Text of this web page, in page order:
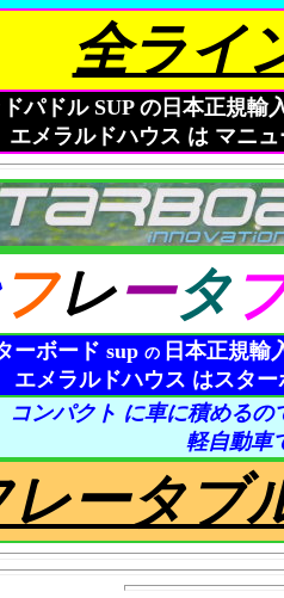
全ライ
パドル SUP の日本正規輸
エメラルドハウス は マニ
フレータ
ーボード sup の 日本正規輸
エメラルドハウス はスタ
コンパクト に車に積めるの
軽自動車
レータブ